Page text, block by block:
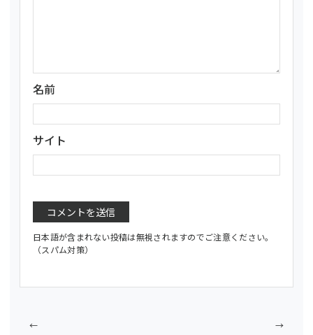
名前
サイト
日本語が含まれない投稿は無視されますのでご注意ください。
（スパム対策）
← →